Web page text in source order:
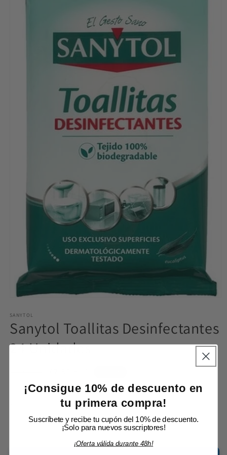
multimedia
1
en
ventana
SANYTOL
Sanytol Toallitas Desinfectantes
24 Unidades
habitual
de
oferta
Impuestos incluidos. Los gastos de envío se calculan en la pantalla de pago.
Aumentar
para
¡Consigue 10% de descuento en
tu primera compra!
Suscríbete y recibe tu cupón del 10% de descuento.
¡Solo para nuevos suscriptores!
¡Oferta válida durante 48h!